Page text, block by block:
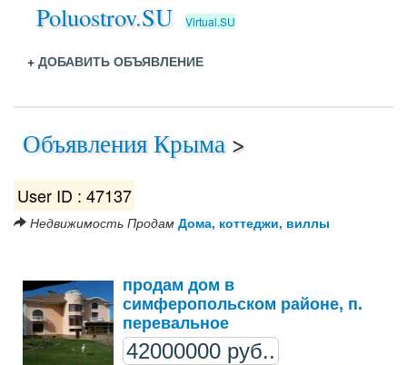
Poluostrov.SU Virtual.SU
+ ДОБАВИТЬ ОБЪЯВЛЕНИЕ
Объявления Крыма >
User ID : 47137
Недвижимость Продам Дома, коттеджи, виллы
продам дом в
симферопольском районе, п.
перевальное
42000000 руб..